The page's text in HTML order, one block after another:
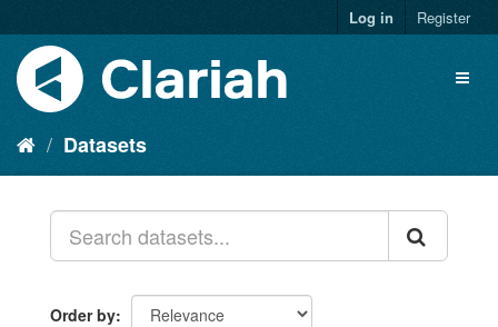
Log in Register
Datasets
Order by